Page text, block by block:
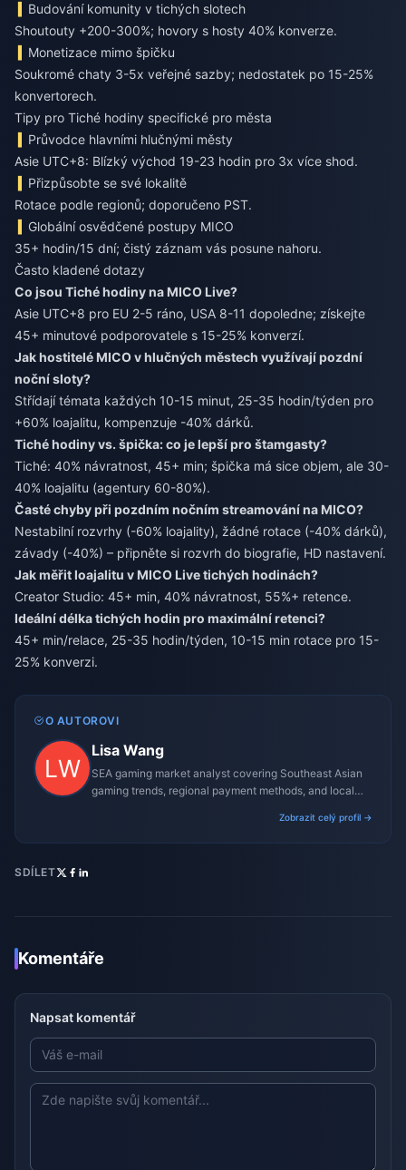
Budování komunity v tichých slotech
Shoutouty +200-300%; hovory s hosty 40% konverze.
Monetizace mimo špičku
Soukromé chaty 3-5x veřejné sazby; nedostatek po 15-25%
konvertorech.
Tipy pro Tiché hodiny specifické pro města
Průvodce hlavními hlučnými městy
Asie UTC+8: Blízký východ 19-23 hodin pro 3x více shod.
Přizpůsobte se své lokalitě
Rotace podle regionů; doporučeno PST.
Globální osvědčené postupy MICO
35+ hodin/15 dní; čistý záznam vás posune nahoru.
Často kladené dotazy
Co jsou Tiché hodiny na MICO Live?
Asie UTC+8 pro EU 2-5 ráno, USA 8-11 dopoledne; získejte
45+ minutové podporovatele s 15-25% konverzí.
Jak hostitelé MICO v hlučných městech využívají pozdní
noční sloty?
Střídají témata každých 10-15 minut, 25-35 hodin/týden pro
+60% loajalitu, kompenzuje -40% dárků.
Tiché hodiny vs. špička: co je lepší pro štamgasty?
Tiché: 40% návratnost, 45+ min; špička má sice objem, ale 30-
40% loajalitu (agentury 60-80%).
Časté chyby při pozdním nočním streamování na MICO?
Nestabilní rozvrhy (-60% loajality), žádné rotace (-40% dárků),
závady (-40%) – připněte si rozvrh do biografie, HD nastavení.
Jak měřit loajalitu v MICO Live tichých hodinách?
Creator Studio: 45+ min, 40% návratnost, 55%+ retence.
Ideální délka tichých hodin pro maximální retenci?
45+ min/relace, 25-35 hodin/týden, 10-15 min rotace pro 15-
25% konverzi.
O AUTOROVI
Lisa Wang
SEA gaming market analyst covering Southeast Asian
gaming trends, regional payment methods, and local
Zobrazit celý profil →
SDÍLET
Komentáře
Napsat komentář